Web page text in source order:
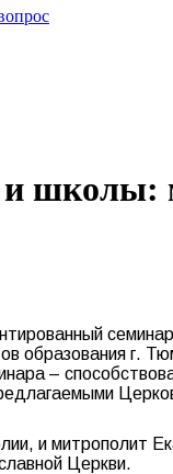
школы:
образования г.
–
и митрополит
Церкви.